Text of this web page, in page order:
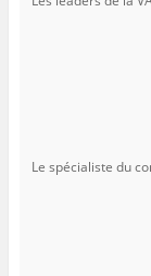
Le spécialiste du